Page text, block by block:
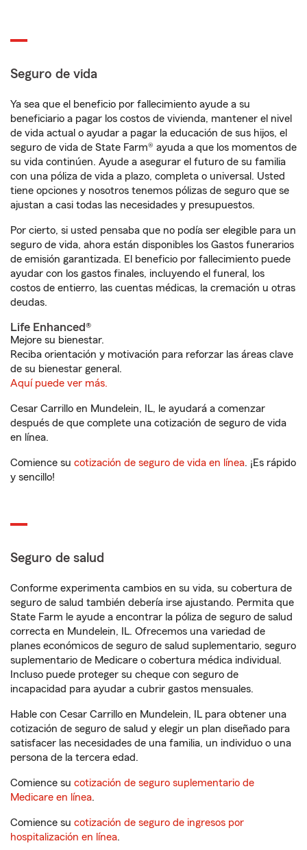
Seguro de vida
Ya sea que el beneficio por fallecimiento ayude a su
beneficiario a pagar los costos de vivienda, mantener el nivel
de vida actual o ayudar a pagar la educación de sus hijos, el
seguro de vida de State Farm® ayuda a que los momentos de
su vida continúen. Ayude a asegurar el futuro de su familia
con una póliza de vida a plazo, completa o universal. Usted
tiene opciones y nosotros tenemos pólizas de seguro que se
ajustan a casi todas las necesidades y presupuestos.
Por cierto, si usted pensaba que no podía ser elegible para un
seguro de vida, ahora están disponibles los Gastos funerarios
de emisión garantizada. El beneficio por fallecimiento puede
ayudar con los gastos finales, incluyendo el funeral, los
costos de entierro, las cuentas médicas, la cremación u otras
deudas.
Life Enhanced®
Mejore su bienestar.
Reciba orientación y motivación para reforzar las áreas clave
de su bienestar general.
Aquí puede ver más.
Cesar Carrillo en Mundelein, IL, le ayudará a comenzar
después de que complete una cotización de seguro de vida
en línea.
Comience su cotización de seguro de vida en línea. ¡Es rápido
y sencillo!
Seguro de salud
Conforme experimenta cambios en su vida, su cobertura de
seguro de salud también debería irse ajustando. Permita que
State Farm le ayude a encontrar la póliza de seguro de salud
correcta en Mundelein, IL. Ofrecemos una variedad de
planes económicos de seguro de salud suplementario, seguro
suplementario de Medicare o cobertura médica individual.
Incluso puede proteger su cheque con seguro de
incapacidad para ayudar a cubrir gastos mensuales.
Hable con Cesar Carrillo en Mundelein, IL para obtener una
cotización de seguro de salud y elegir un plan diseñado para
satisfacer las necesidades de una familia, un individuo o una
persona de la tercera edad.
Comience su cotización de seguro suplementario de
Medicare en línea.
Comience su cotización de seguro de ingresos por
hospitalización en línea.